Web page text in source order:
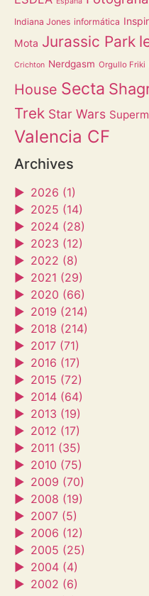
Indiana Jones informática
Mota Jurassic Park
Crichton Nerdgasm Orgullo Friki
House Secta
Trek Star Wars
Valencia CF
Archives
► 2026 (1)
► 2025 (14)
► 2024 (28)
► 2023 (12)
► 2022 (8)
► 2021 (29)
► 2020 (66)
► 2019 (214)
► 2018 (214)
► 2017 (71)
► 2016 (17)
► 2015 (72)
► 2014 (64)
► 2013 (19)
► 2012 (17)
► 2011 (35)
► 2010 (75)
► 2009 (70)
► 2008 (19)
► 2007 (5)
► 2006 (12)
► 2005 (25)
► 2004 (4)
► 2002 (6)